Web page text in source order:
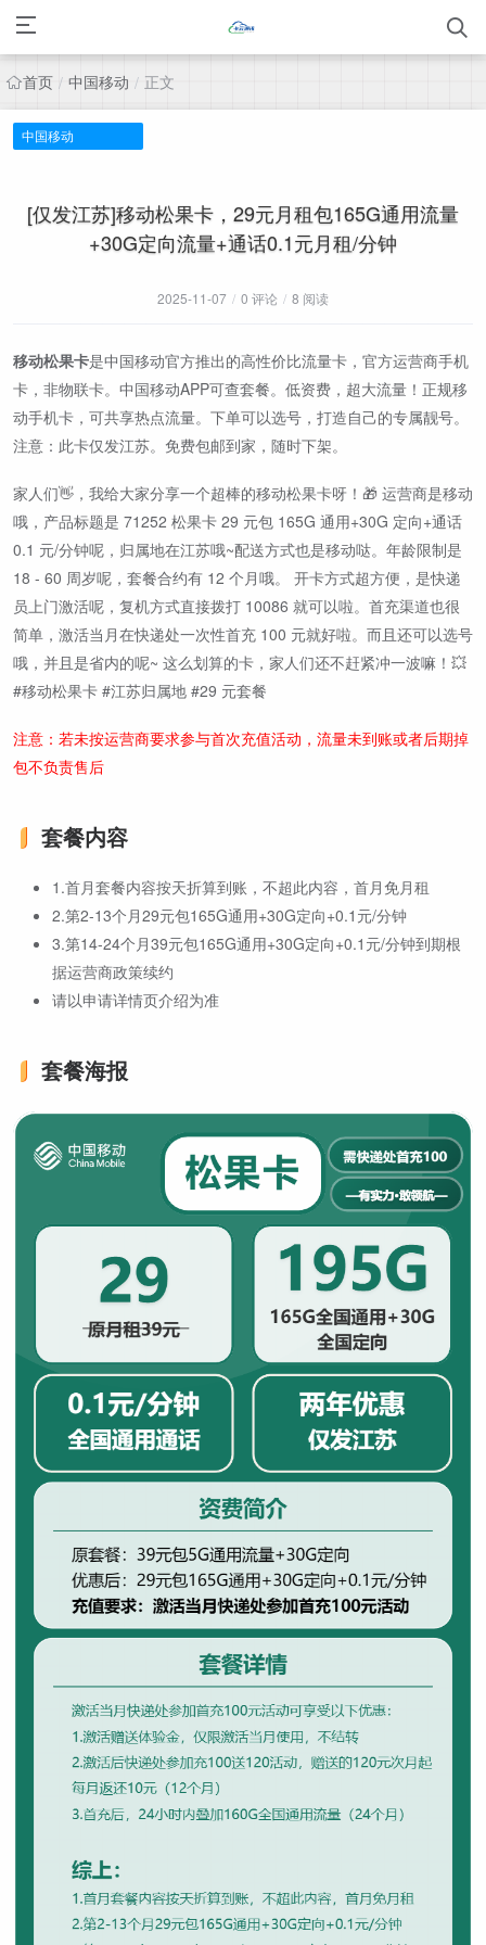
首页 / 中国移动 / 正文
中国移动
[仅发江苏]移动松果卡，29元月租包165G通用流量
+30G定向流量+通话0.1元月租/分钟
2025-11-07 / 0 评论 / 8 阅读
移动松果卡是中国移动官方推出的高性价比流量卡，官方运营商手机
卡，非物联卡。中国移动APP可查套餐。低资费，超大流量！正规移
动手机卡，可共享热点流量。下单可以选号，打造自己的专属靓号。
注意：此卡仅发江苏。免费包邮到家，随时下架。
家人们👋，我给大家分享一个超棒的移动松果卡呀！🎁 运营商是移动
哦，产品标题是 71252 松果卡 29 元包 165G 通用+30G 定向+通话
0.1 元/分钟呢，归属地在江苏哦~配送方式也是移动哒。年龄限制是
18 - 60 周岁呢，套餐合约有 12 个月哦。 开卡方式超方便，是快递
员上门激活呢，复机方式直接拨打 10086 就可以啦。首充渠道也很
简单，激活当月在快递处一次性首充 100 元就好啦。而且还可以选号
哦，并且是省内的呢~ 这么划算的卡，家人们还不赶紧冲一波嘛！💥
#移动松果卡 #江苏归属地 #29 元套餐
注意：若未按运营商要求参与首次充值活动，流量未到账或者后期掉
包不负责售后
套餐内容
1.首月套餐内容按天折算到账，不超此内容，首月免月租
2.第2-13个月29元包165G通用+30G定向+0.1元/分钟
3.第14-24个月39元包165G通用+30G定向+0.1元/分钟到期根
据运营商政策续约
请以申请详情页介绍为准
套餐海报